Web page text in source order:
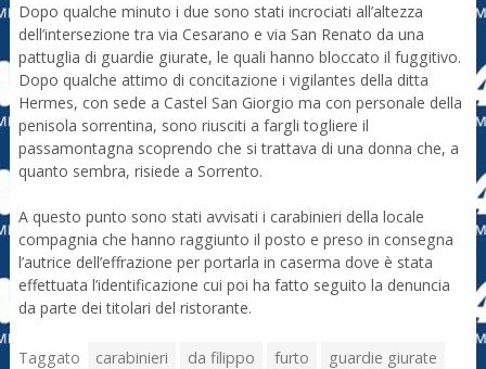
Dopo qualche minuto i due sono stati incrociati all’altezza
dell’intersezione tra via Cesarano e via San Renato da una
pattuglia di guardie giurate, le quali hanno bloccato il fuggitivo.
Dopo qualche attimo di concitazione i vigilantes della ditta
Hermes, con sede a Castel San Giorgio ma con personale della
penisola sorrentina, sono riusciti a fargli togliere il
passamontagna scoprendo che si trattava di una donna che, a
quanto sembra, risiede a Sorrento.
A questo punto sono stati avvisati i carabinieri della locale
compagnia che hanno raggiunto il posto e preso in consegna
l’autrice dell’effrazione per portarla in caserma dove è stata
effettuata l’identificazione cui poi ha fatto seguito la denuncia
da parte dei titolari del ristorante.
Taggato carabinieri da filippo furto
guardie giurate